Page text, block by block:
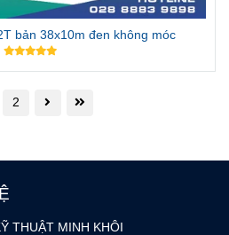
bản 38x10m đen không móc
2
THUẬT MINH KHÔI